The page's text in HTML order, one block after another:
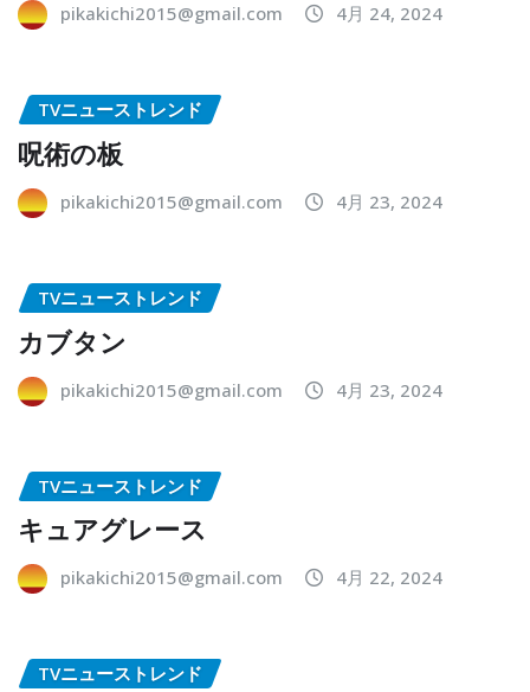
pikakichi2015@gmail.com 4月 24, 2024
TVニューストレンド
呪術の板
pikakichi2015@gmail.com 4月 23, 2024
TVニューストレンド
カブタン
pikakichi2015@gmail.com 4月 23, 2024
TVニューストレンド
キュアグレース
pikakichi2015@gmail.com 4月 22, 2024
TVニューストレンド